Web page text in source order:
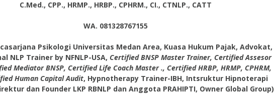
C.Med., CPP., HRMP., HRBP., CPHRM., CI., CTNLP., CATT
WA. 081328767155
Psikologi Universitas Medan Area, Kuasa Hukum Pajak, Advokat,
NLP Trainer by NFNLP-USA, Certified BNSP Master Trainer, Certified Assesor
Mediator BNSP, Certified Life Coach Master ., Certified HRBP, HRMP, CPHRM,
Human Capital Audit, Hypnotherapy Trainer-IBH, Intsruktur Hipnoterapi
dan Founder LKP RBNLP dan Anggota PRAHIPTI, Owner Global Group)